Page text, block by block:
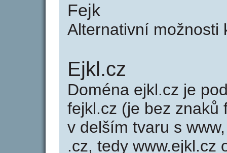
Fejk
Alternativní možnosti
Ejkl.cz
Doména ejkl.cz je
fejkl.cz (je bez znaků
v delším tvaru s
.cz, tedy www.ejkl.cz